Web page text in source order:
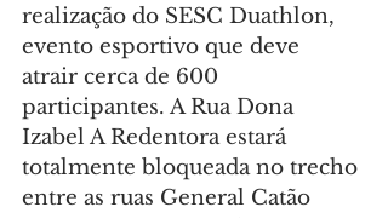
realização do SESC Duathlon,
evento esportivo que deve
atrair cerca de 600
participantes. A Rua Dona
Izabel A Redentora estará
totalmente bloqueada no trecho
entre as ruas General Catão